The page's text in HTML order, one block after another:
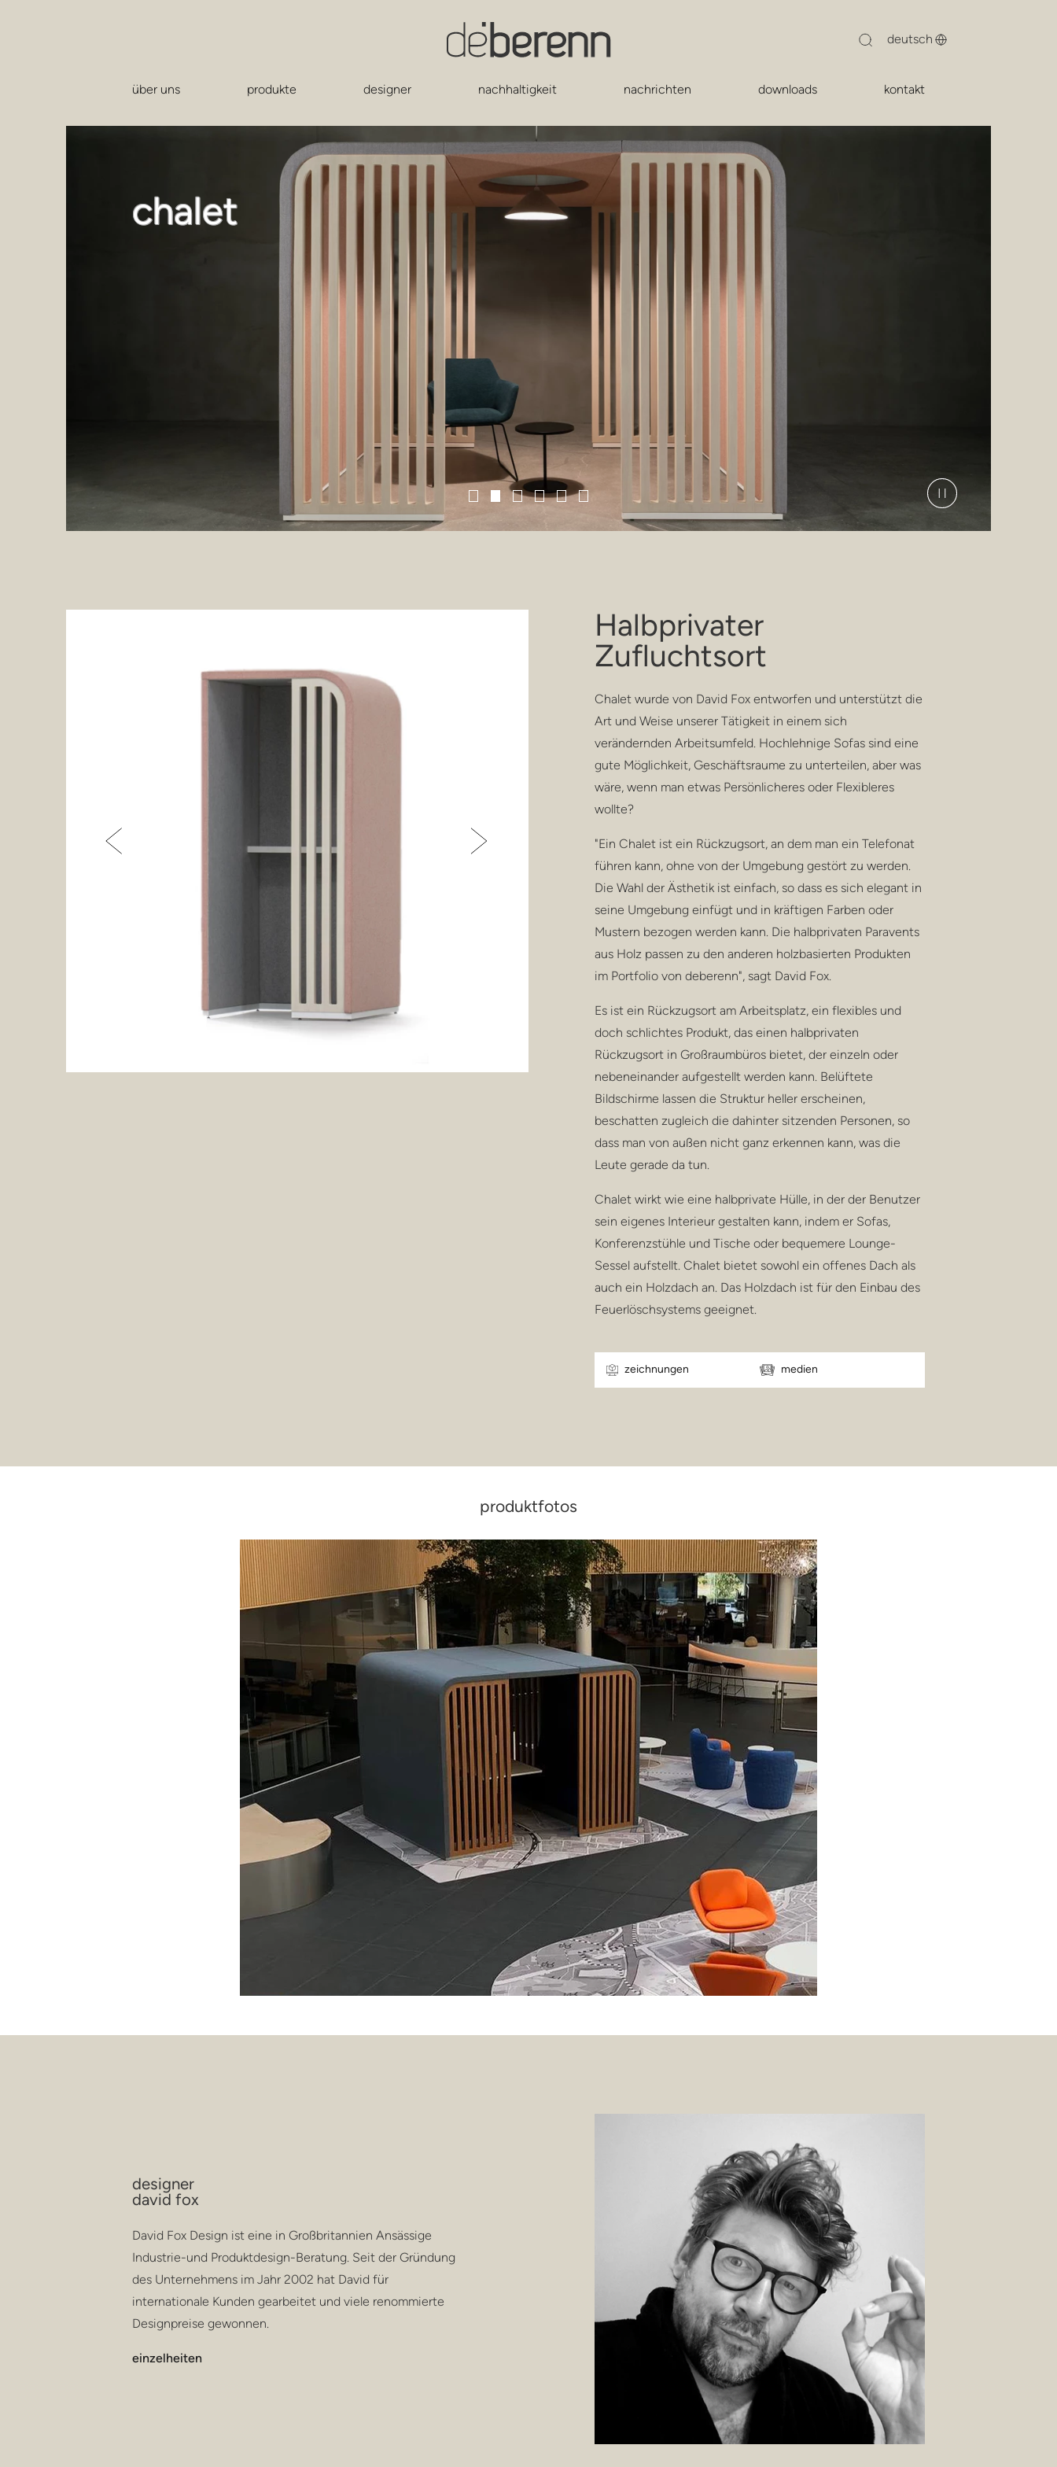
über uns produkte designer nachhaltigkeit nachrichten downloads kontakt
chalet
Halbprivater
Zufluchtsort
Chalet wurde von David Fox entworfen und unterstützt die
Art und Weise unserer Tätigkeit in einem sich
verändernden Arbeitsumfeld. Hochlehnige Sofas sind eine
gute Möglichkeit, Geschäftsraume zu unterteilen, aber was
wäre, wenn man etwas Persönlicheres oder Flexibleres
wollte?
"Ein Chalet ist ein Rückzugsort, an dem man ein Telefonat
führen kann, ohne von der Umgebung gestört zu werden.
Die Wahl der Ästhetik ist einfach, so dass es sich elegant in
seine Umgebung einfügt und in kräftigen Farben oder
Mustern bezogen werden kann. Die halbprivaten Paravents
aus Holz passen zu den anderen holzbasierten Produkten
im Portfolio von deberenn", sagt David Fox.
Es ist ein Rückzugsort am Arbeitsplatz, ein flexibles und
doch schlichtes Produkt, das einen halbprivaten
Rückzugsort in Großraumbüros bietet, der einzeln oder
nebeneinander aufgestellt werden kann. Belüftete
Bildschirme lassen die Struktur heller erscheinen,
beschatten zugleich die dahinter sitzenden Personen, so
dass man von außen nicht ganz erkennen kann, was die
Leute gerade da tun.
Chalet wirkt wie eine halbprivate Hülle, in der der Benutzer
sein eigenes Interieur gestalten kann, indem er Sofas,
Konferenzstühle und Tische oder bequemere Lounge-
Sessel aufstellt. Chalet bietet sowohl ein offenes Dach als
auch ein Holzdach an. Das Holzdach ist für den Einbau des
Feuerlöschsystems geeignet.
zeichnungen medien
produktfotos
designer
david fox
David Fox Design ist eine in Großbritannien Ansässige
Industrie-und Produktdesign-Beratung. Seit der Gründung
des Unternehmens im Jahr 2002 hat David für
internationale Kunden gearbeitet und viele renommierte
Designpreise gewonnen.
einzelheiten